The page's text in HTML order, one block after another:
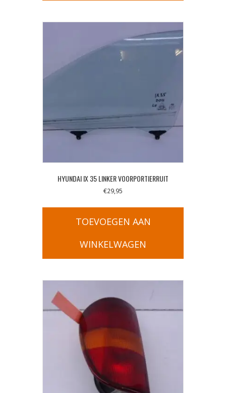
HYUNDAI IX 35 LINKER VOORPORTIERRUIT
€29,95
TOEVOEGEN AAN
WINKELWAGEN